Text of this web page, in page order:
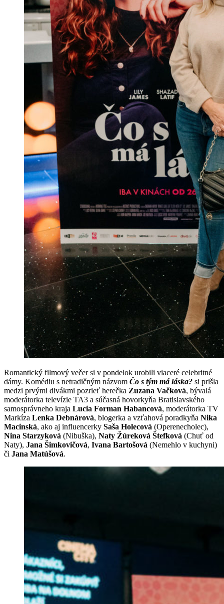
Romantický filmový večer si v pondelok urobili viaceré celebritné
dámy. Komédiu s netradičným názvom Čo s tým má láska? si prišla
medzi prvými divákmi pozrieť herečka Zuzana Vačková, bývalá
moderátorka televízie TA3 a súčasná hovorkyňa Bratislavského
samosprávneho kraja Lucia Forman Habancová, moderátorka TV
Markíza Lenka Debnárová, blogerka a vzťahová poradkyňa Nika
Macinská, ako aj influencerky Saša Holecová (Operenecholec),
Nina Starzyková (Nibuška), Naty Žúreková Štefková (Chuť od
Naty), Jana Šimkovičová, Ivana Bartošová (Nemehlo v kuchyni)
či Jana Matúšová.